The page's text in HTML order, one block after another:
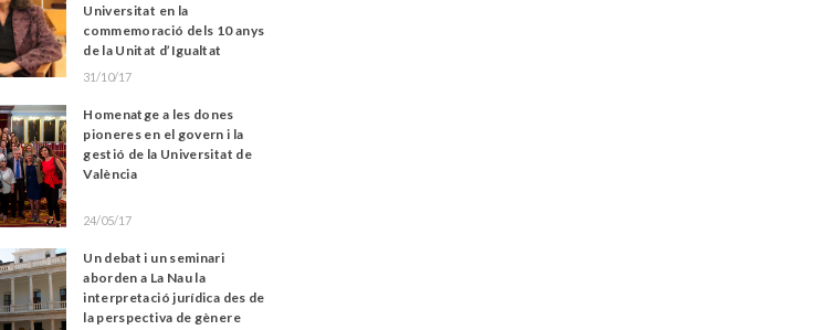
Universitat en la
commemoració dels 10 anys
de la Unitat d’Igualtat
31/10/17
Homenatge a les dones
pioneres en el govern i la
gestió de la Universitat de
València
24/05/17
Un debat i un seminari
aborden a La Nau la
interpretació jurídica des de
la perspectiva de gènere